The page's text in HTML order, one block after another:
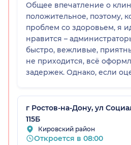
Общее впечатление о
положительное, поэтому,
проблем со здоровьем, я
нравится –
быстро, вежливые,
не приходится, всё
задержек. Однако, если
он очень маленький,
это стало одной из
прошёл не так, как я
клинику я оцениваю на 5,
3.
г Ростов-на-Дону, ул
115Б
Кировский район
Откроется в 08:00